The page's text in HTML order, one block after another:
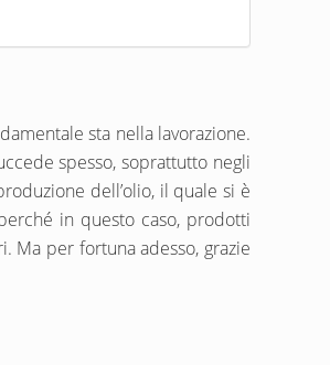
sta nella lavorazione.
spesso, soprattutto negli
dell’olio, il quale si è
in questo caso, prodotti
Ma per fortuna adesso, grazie